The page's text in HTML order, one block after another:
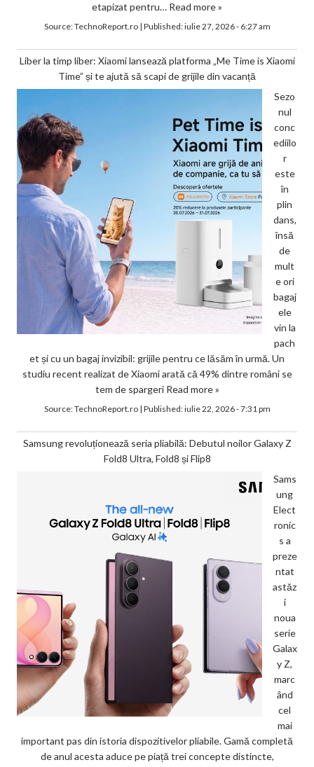
etapizat pentru… Read more »
Source:TechnoReport.ro| Published:iulie 27, 2026 - 6:27 am
Liber la timp liber: Xiaomi lansează platforma „Me Time is Xiaomi
Time” și te ajută să scapi de grijile din vacanță
Sezo
nul
conc
ediilo
r
este
în
plin
dans,
însă
de
mult
e ori
bagaj
ele
vin la
pach
et și cu un bagaj invizibil: grijile pentru ce lăsăm în urmă. Un
studiu recent realizat de Xiaomi arată că 49% dintre români se
tem de spargeri Read more »
Source:TechnoReport.ro| Published:iulie 22, 2026 - 7:31 pm
Samsung revoluționează seria pliabilă: Debutul noilor Galaxy Z
Fold8 Ultra, Fold8 și Flip8
Sams
ung
Elect
ronic
s a
preze
ntat
astăz
i
noua
serie
Galax
y Z,
marc
ând
cel
mai
important pas din istoria dispozitivelor pliabile. Gamă completă
de anul acesta aduce pe piață trei concepte distincte,